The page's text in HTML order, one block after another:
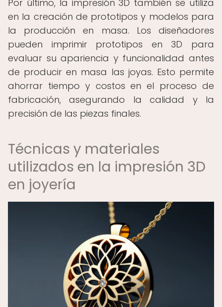
Por último, la impresión 3D también se utiliza
en la creación de prototipos y modelos para
la producción en masa. Los diseñadores
pueden imprimir prototipos en 3D para
evaluar su apariencia y funcionalidad antes
de producir en masa las joyas. Esto permite
ahorrar tiempo y costos en el proceso de
fabricación, asegurando la calidad y la
precisión de las piezas finales.
Técnicas y materiales
utilizados en la impresión 3D
en joyería